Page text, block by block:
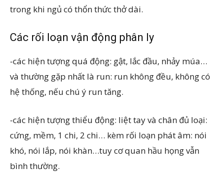
trong khi ngủ có thổn thức thở dài.
Các rối loạn vận động phân ly
-các hiện tượng quá động: gật, lắc đầu, nhảy múa…
và thường gặp nhất là run: run không đều, không có
hệ thống, nếu chú ý run tăng.
-các hiện tượng thiểu động: liệt tay và chân đủ loại:
cứng, mềm, 1 chi, 2 chi… kèm rối loạn phát âm: nói
khó, nói lắp, nói khàn…tuy cơ quan hầu họng vẫn
bình thường.